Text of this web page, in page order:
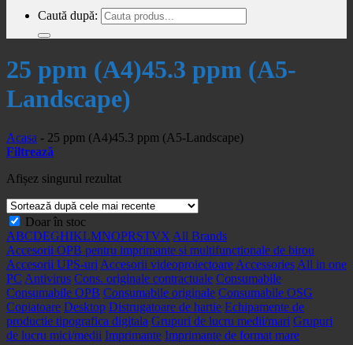
Caută după:
25 ppm (A4)45.3 ppm (A5-
Landscape)
Acasa - 25 ppm (A4)45.3 ppm (A5-Landscape)
Filtrează
Afișez singurul rezultat
Doar în stoc
ABCDEGHIKLMNOPRSTVX All Brands
Accesorii OPB pentru imprimante si multifunctionale de birou
Accesorii UPS-uri Accesorii videoproiectoare Accessories All in one
PC Antivirus Cons. originale contractuale Consumabile
Consumabile OPB Consumabile originale Consumabile OSG
Copiatoare Desktop Distrugatoare de hartie Echipamente de
productie tipografica digitala Grupuri de lucru medii/mari Grupuri
de lucru mici/medii Imprimante Imprimante de format mare